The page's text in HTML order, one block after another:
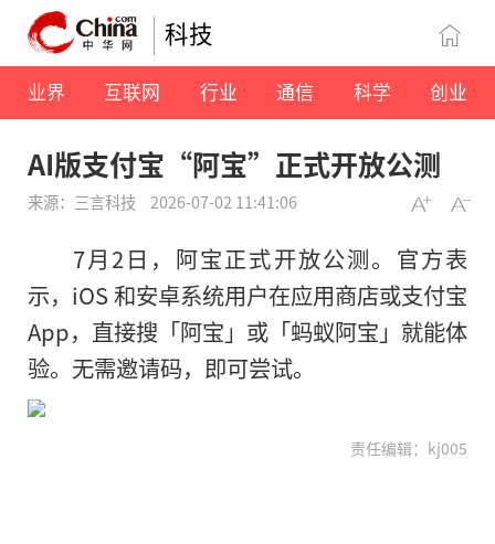
科技
业界 互联网 行业 通信 科学 创业
AI版支付宝“阿宝”正式开放公测
来源：三言科技 2026-07-02 11:41:06
7月2日，阿宝正式开放公测。官方表
示，iOS 和安卓系统用户在应用商店或支付宝
App，直接搜「阿宝」或「蚂蚁阿宝」就能体
验。无需邀请码，即可尝试。
责任编辑：kj005